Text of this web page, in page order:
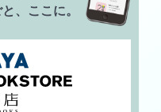
、ここに。